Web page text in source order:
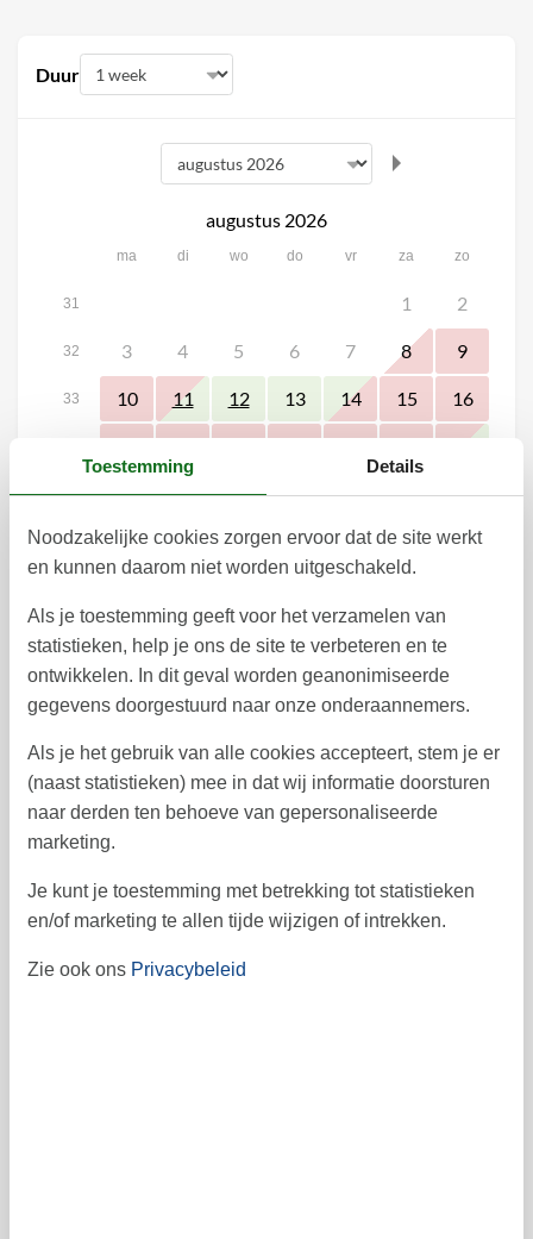
Duur
augustus 2026
ma di wo do vr za zo
31 1 2
32 3 4 5 6 7 8 9
33 10 11 12 13 14 15 16
17 18 19 20 21 22
35 24 25 26 27 28 29 30
36
31
september 2026
ma di wo do vr za
37 7 8 9 10 11 12 13
38 14 15 16 17 18 19 20
39 21 22 23 24 25 26
40
41
Vrij
Toestemming Details
Noodzakelijke cookies zorgen ervoor dat de site werkt
en kunnen daarom niet worden uitgeschakeld.
Als je toestemming geeft voor het verzamelen van
statistieken, help je ons de site te verbeteren en te
ontwikkelen. In dit geval worden geanonimiseerde
gegevens doorgestuurd naar onze onderaannemers.
Als je het gebruik van alle cookies accepteert, stem je er
(naast statistieken) mee in dat wij informatie doorsturen
naar derden ten behoeve van gepersonaliseerde
marketing.
Je kunt je toestemming met betrekking tot statistieken
en/of marketing te allen tijde wijzigen of intrekken.
Zie ook ons Privacybeleid